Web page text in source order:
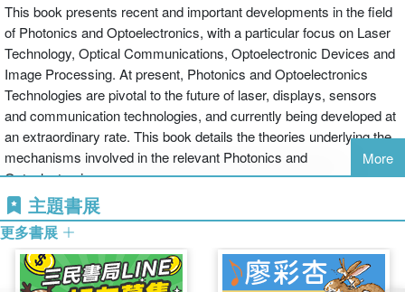
This book presents recent and important developments in the field
of Photonics and Optoelectronics, with a particular focus on Laser
Technology, Optical Communications, Optoelectronic Devices and
Image Processing. At present, Photonics and Optoelectronics
Technologies are pivotal to the future of laser, displays, sensors
and communication technologies, and currently being developed at
an extraordinary rate. This book details the theories underlying the
mechanisms involved in the relevant Photonics and
Optoelectronics.
Devices such as laser diodes, photodetectors, and integrated
optoelectronic circuits are investigated. The reviews by leading
experts are of interest to researchers and engineers as well as
advanced students.
More
主題書展
更多書展